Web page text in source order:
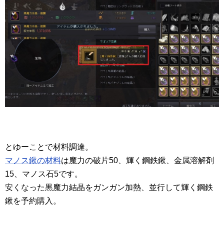
とゆーことで材料調達。
マノス鍬の材料は魔力の破片50、輝く鋼鉄鍬、金属溶解剤
15、マノス石5です。
安くなった黒魔力結晶をガンガン加熱、並行して輝く鋼鉄
鍬を予約購入。